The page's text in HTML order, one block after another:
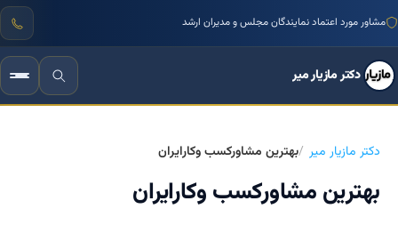
مشاور مورد اعتماد نمایندگان مجلس و مدیران ارشد
دکتر مازیار میر
دکتر مازیار میر بهترین مشاورکسب وکارایران
بهترین مشاورکسب وکارایران